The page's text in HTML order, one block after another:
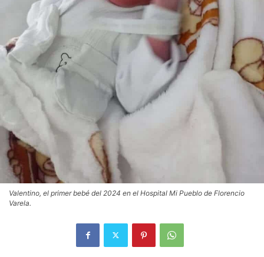
Valentino, el primer bebé del 2024 en el Hospital Mi Pueblo de Florencio
Varela.